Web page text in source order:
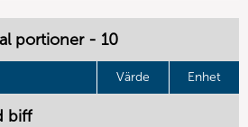
portioner - 10
Värde Enhet
biff